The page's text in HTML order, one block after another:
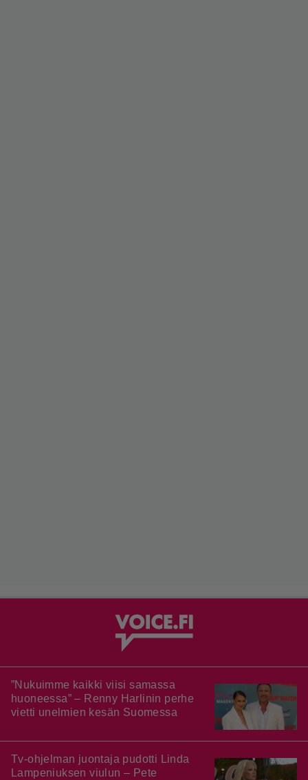
”Nukuimme kaikki viisi samassa
huoneessa” – Renny Harlinin perhe
vietti unelmien kesän Suomessa
Tv-ohjelman juontaja pudotti Linda
Lampeniuksen viulun – Pete